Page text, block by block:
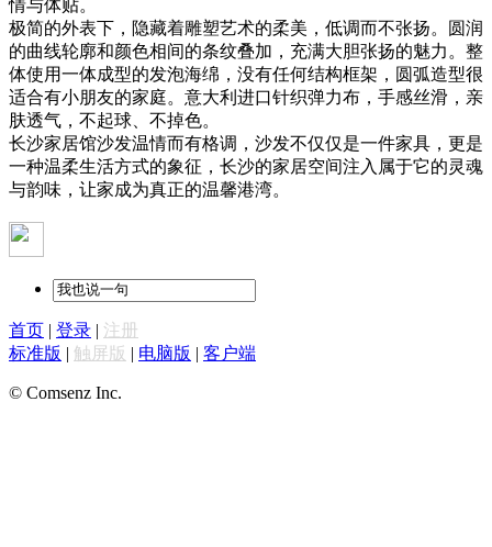
情与体贴。
极简的外表下，隐藏着雕塑艺术的柔美，低调而不张扬。圆润
的曲线轮廓和颜色相间的条纹叠加，充满大胆张扬的魅力。整
体使用一体成型的发泡海绵，没有任何结构框架，圆弧造型很
适合有小朋友的家庭。意大利进口针织弹力布，手感丝滑，亲
肤透气，不起球、不掉色。
长沙家居馆沙发温情而有格调，沙发不仅仅是一件家具，更是
一种温柔生活方式的象征，长沙的家居空间注入属于它的灵魂
与韵味，让家成为真正的温馨港湾。
首页 | 登录 | 注册
标准版 | 触屏版 | 电脑版 | 客户端
© Comsenz Inc.